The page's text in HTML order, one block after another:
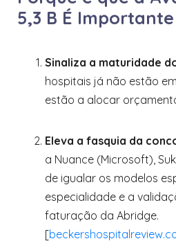
5,3 B É Importante
Sinaliza a maturidade
hospitais já não estão
estão a alocar
Eleva a fasquia da
a Nuance (Microsoft),
de igualar os modelos
especialidade e a
faturação da Abridge.
[